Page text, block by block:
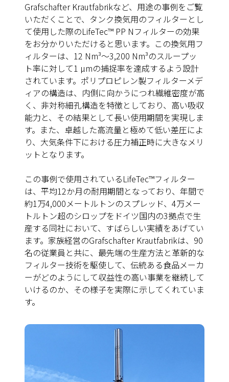
Grafschafter Krautfabrikなど、用途の事例をご覧
いただくことで、タンク換気用のフィルターとし
て使用した際のLifeTec™ PP Nフィルターの効果
をお分かりいただけると思います。この換気用フ
ィルターは、12 Nm³～3,200 Nm³のスループッ
ト率に対して1 µmの捕捉率を達成するよう設計
されています。ポリプロピレン製フィルターメデ
ィアの構造は、内側に向かうにつれ繊維密度が高
く、非対称細孔構造を特徴としており、高い吸収
能力と、その結果として長い使用期間を実現しま
す。また、卓越した高流量と極めて低い差圧によ
り、大気条件下における圧力補正時に大きなメリ
ットとなります。
この事例で使用されているLifeTec™フィルター
は、平均12か月の耐用期間となっており、年間で
約1万4,000メートルトンのスプレッド、4万メー
トルトン超のシロップをドイツ国内の3拠点で生
産する同社において、すばらしい実績をあげてい
ます。家族経営のGrafschafter Krautfabrikは、90
名の従業員と共に、最先端の生産方法と革新的な
フィルター技術を駆使して、伝統ある食品メーカ
ーがどのようにして収益性の高い事業を継続して
いけるのか、その様子を実際に示してくれていま
す。